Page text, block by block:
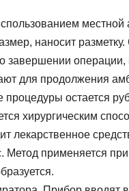
местной
наносит
завершении
для продолжения
остается
хирургическим
лекарственное
Метод применяется